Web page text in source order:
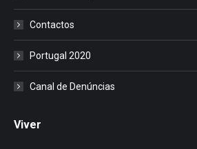
Contactos
Portugal 2020
Canal de Denúncias
Viver